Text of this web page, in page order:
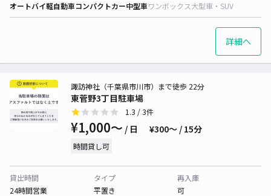
オートバイ軽自動車コンパクトカー中型車ワンボックス大型車・SUV
詳細へ
東菅野3丁目駐車場
諏訪神社（千葉県市川市）まで徒歩 22分
1.3 / 3件
¥1,000〜 / 日 ¥300〜 / 15分
時間貸し可
貸出時間
24時間営業
タイプ
平置き
再入庫
可